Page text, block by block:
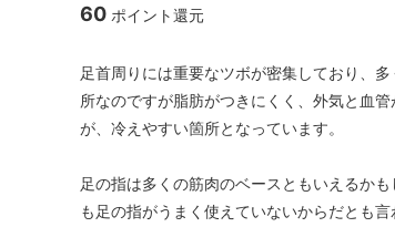
60 ポイント還元
足首周りには重要なツボが密集しており、
所なのですが脂肪がつきにくく、外気と血
が、冷えやすい箇所となっています。
足の指は多くの筋肉のベースともいえるか
も足の指がうまく使えていないからだとも